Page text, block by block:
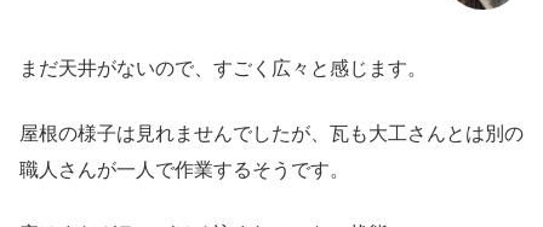
まだ天井がないので、すごく広々と感じます。
屋根の様子は見れませんでしたが、瓦も大工さんとは別の
職人さんが一人で作業するそうです。